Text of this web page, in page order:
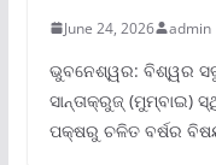
June 24, 2026 admin
ଭୁବନେଶ୍ୱର: ବିଶ୍ୱର
ସାନ୍ତାକ୍ରୁଜ୍ (ମୁମ୍ବାଇ)
ପକ୍ଷରୁ ଚଳିତ ବର୍ଷର